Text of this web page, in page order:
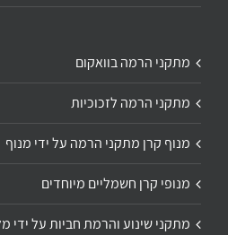
מתקני הרמה בוואקום
מתקני הרמה לזכוכיות
מנוף קרן מתקני הרמה על ידי מנוף
מנופי קרן חשמליים מיוחדים
מתקני שינוע והרמת חביות על ידי